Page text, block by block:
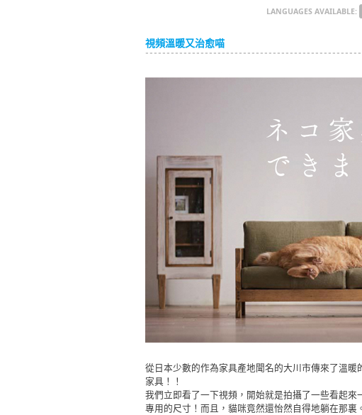
LANGUAGES AVAILABLE:
視頻溫暖又治愈喵
從日本少數的作為家具產地聞名的大川市傳來了溫
家具！！
我們立即看了一下視頻，開始就是拍攝了一些看起
專用的尺寸！而且，貓咪竟然還怡然自得地躺在那裏